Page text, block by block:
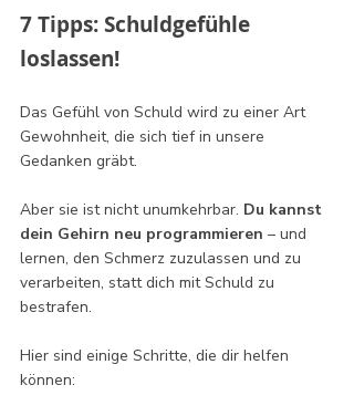
7 Tipps: Schuldgefühle
loslassen!
Das Gefühl von Schuld wird zu einer Art
Gewohnheit, die sich tief in unsere
Gedanken gräbt.
Aber sie ist nicht unumkehrbar. Du kannst
dein Gehirn neu programmieren – und
lernen, den Schmerz zuzulassen und zu
verarbeiten, statt dich mit Schuld zu
bestrafen.
Hier sind einige Schritte, die dir helfen
können: